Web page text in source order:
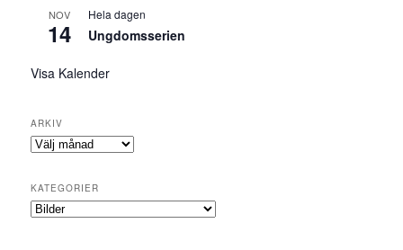
NOV
14
Hela dagen
Ungdomsserien
Visa Kalender
ARKIV
Arkiv
KATEGORIER
Kategorier